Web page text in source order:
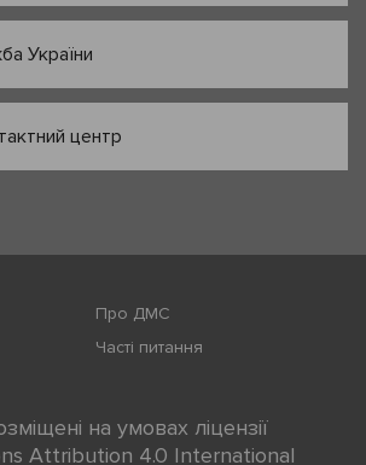
України
центр
Про ДМС
Часті питання
на умовах ліцензії
Attribution 4.0 International